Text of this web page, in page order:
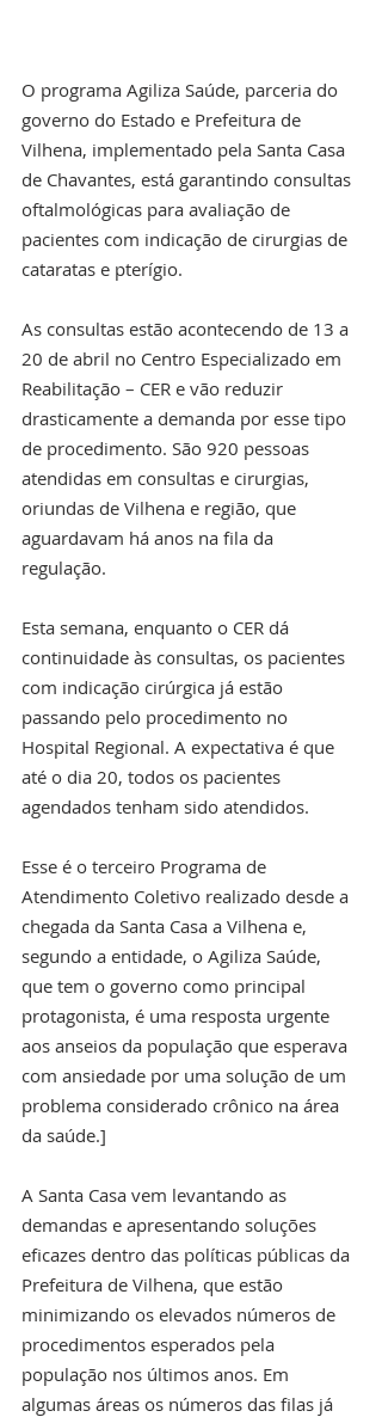
O programa Agiliza Saúde, parceria do
governo do Estado e Prefeitura de
Vilhena, implementado pela Santa Casa
de Chavantes, está garantindo consultas
oftalmológicas para avaliação de
pacientes com indicação de cirurgias de
cataratas e pterígio.
As consultas estão acontecendo de 13 a
20 de abril no Centro Especializado em
Reabilitação – CER e vão reduzir
drasticamente a demanda por esse tipo
de procedimento. São 920 pessoas
atendidas em consultas e cirurgias,
oriundas de Vilhena e região, que
aguardavam há anos na fila da
regulação.
Esta semana, enquanto o CER dá
continuidade às consultas, os pacientes
com indicação cirúrgica já estão
passando pelo procedimento no
Hospital Regional. A expectativa é que
até o dia 20, todos os pacientes
agendados tenham sido atendidos.
Esse é o terceiro Programa de
Atendimento Coletivo realizado desde a
chegada da Santa Casa a Vilhena e,
segundo a entidade, o Agiliza Saúde,
que tem o governo como principal
protagonista, é uma resposta urgente
aos anseios da população que esperava
com ansiedade por uma solução de um
problema considerado crônico na área
da saúde.]
A Santa Casa vem levantando as
demandas e apresentando soluções
eficazes dentro das políticas públicas da
Prefeitura de Vilhena, que estão
minimizando os elevados números de
procedimentos esperados pela
população nos últimos anos. Em
algumas áreas os números das filas já